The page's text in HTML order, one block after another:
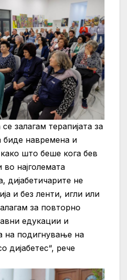
залагам терапијата за
биде навремена и
што беше кога бев
најголемата
дијабетичарите не
и без ленти, игли или
за повторно
едукации и
на подигнување на
дијабетес“, рече